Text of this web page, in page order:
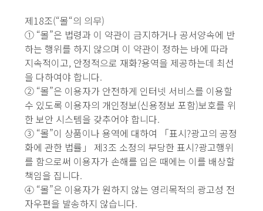
제18조(“몰“의 의무)
① “몰”은 법령과 이 약관이 금지하거나 공서양속에 반
하는 행위를 하지 않으며 이 약관이 정하는 바에 따라
지속적이고, 안정적으로 재화?용역을 제공하는데 최선
을 다하여야 합니다.
② “몰”은 이용자가 안전하게 인터넷 서비스를 이용할
수 있도록 이용자의 개인정보(신용정보 포함)보호를 위
한 보안 시스템을 갖추어야 합니다.
③ “몰”이 상품이나 용역에 대하여 「표시?광고의 공정
화에 관한 법률」 제3조 소정의 부당한 표시?광고행위
를 함으로써 이용자가 손해를 입은 때에는 이를 배상할
책임을 집니다.
④ “몰”은 이용자가 원하지 않는 영리목적의 광고성 전
자우편을 발송하지 않습니다.